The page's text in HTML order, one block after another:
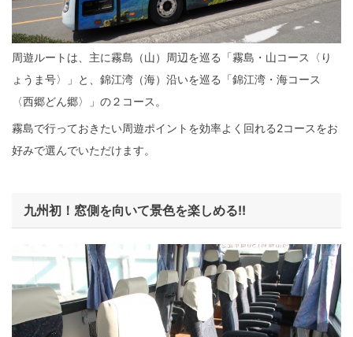
周遊ルートは、主に霧島（山）周辺を巡る「霧島・山コース〈り
ょうま号〉」と、錦江湾（海）沿いを巡る「錦江湾・海コース
〈西郷どん郷〉」の２コース。
霧島で行っておきたい周遊ポイントを効率よく回れる2コースをお
好みで選んでいただけます。
九州初！窓側を向いて景色を楽しめる!!